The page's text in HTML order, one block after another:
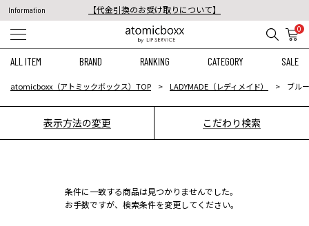
Information
【代金引換のお受け取りについて】
税込11,000円以上のご注文で送料無料！
0
ALL ITEM BRAND RANKING CATEGORY SALE
atomicboxx（アトミックボックス）TOP LADYMADE（レディメイド） ブル
表示方法の変更 こだわり検索
条件に一致する商品は見つかりませんでした。
お手数ですが、検索条件を変更してください。